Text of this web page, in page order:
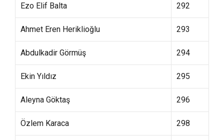
Ezo Elif Balta 292
Ahmet Eren Heriklioğlu 293
Abdulkadir Görmüş 294
Ekin Yıldız 295
Aleyna Göktaş 296
Özlem Karaca 298